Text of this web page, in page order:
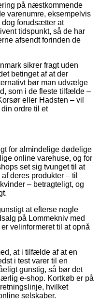
på næstkommende
varenumre, eksempelvis
dog forudsætter at
tidspunkt, så de har
afsendt forinden de
sikrer fragt uden
betinget af at der
bør man udvælge
som i de fleste tilfælde –
eller Hadsten – vil
ordre til et
for almindelige dødelige
online varehuse, og for
set sig tvunget til at
deres produkter – til
– betragteligt, og
at efterse nogle
på Lommekniv med
velinformeret til at opnå
at i tilfælde af at en
i test varer til en
gunstig, så bør det
e-shop. Kortkøb er på
hvilket
selskaber.